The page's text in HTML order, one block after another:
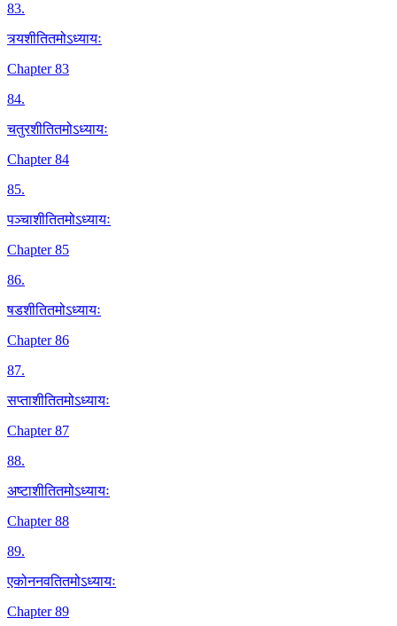
83.
त्र्यशीतितमोऽध्यायः
Chapter 83
84.
चतुरशीतितमोऽध्यायः
Chapter 84
85.
पञ्चाशीतितमोऽध्यायः
Chapter 85
86.
षडशीतितमोऽध्यायः
Chapter 86
87.
सप्ताशीतितमोऽध्यायः
Chapter 87
88.
अष्टाशीतितमोऽध्यायः
Chapter 88
89.
एकोननवतितमोऽध्यायः
Chapter 89